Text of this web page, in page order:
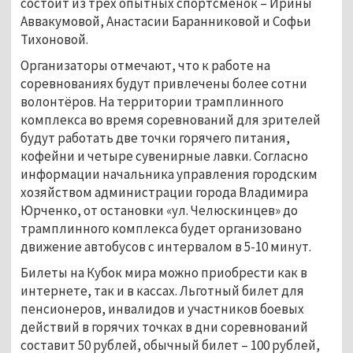
Аввакумовой, Анастасии Баранниковой и Софьи
Тихоновой.
Организаторы отмечают, что к работе на
соревнованиях будут привлечены более сотни
волонтёров. На территории трамплинного
комплекса во время соревнований для зрителей
будут работать две точки горячего питания,
кофейни и четыре сувенирные лавки. Согласно
информации начальника управления городским
хозяйством администрации города Владимира
Юрченко, от остановки «ул. Челюскинцев» до
трамплинного комплекса будет организовано
движение автобусов с интервалом в 5-10 минут.
Билеты на Кубок мира можно приобрести как в
интернете, так и в кассах. Льготный билет для
пенсионеров, инвалидов и участников боевых
действий в горячих точках в дни соревнований
составит 50 рублей, обычный билет – 100 рублей,